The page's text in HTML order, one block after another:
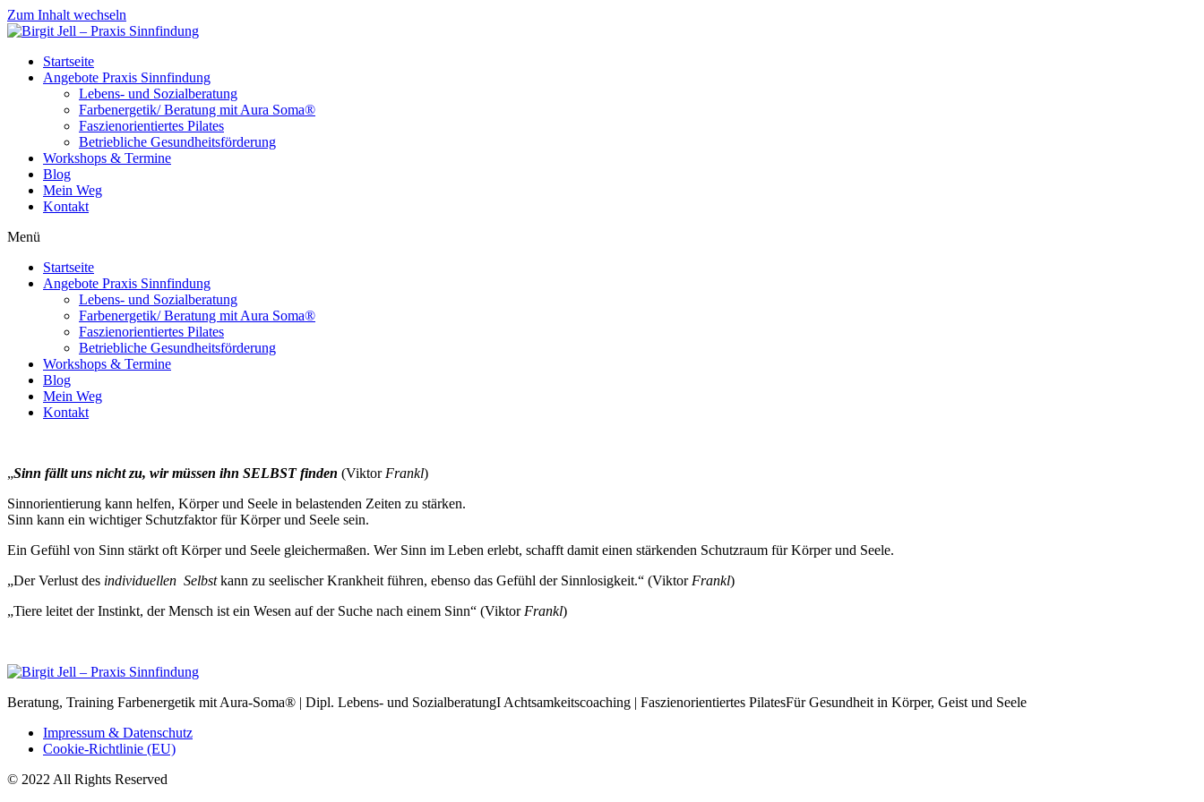
Zum Inhalt wechseln
Startseite
Angebote Praxis Sinnfindung
Lebens- und Sozialberatung
Farbenergetik/ Beratung mit Aura Soma®
Faszienorientiertes Pilates
Betriebliche Gesundheitsförderung
Workshops & Termine
Blog
Mein Weg
Kontakt
Menü
Startseite
Angebote Praxis Sinnfindung
Lebens- und Sozialberatung
Farbenergetik/ Beratung mit Aura Soma®
Faszienorientiertes Pilates
Betriebliche Gesundheitsförderung
Workshops & Termine
Blog
Mein Weg
Kontakt
„Sinn fällt uns nicht zu, wir müssen ihn SELBST finden (Viktor Frankl)
Sinnorientierung kann helfen, Körper und Seele in belastenden Zeiten zu stärken.
Sinn kann ein wichtiger Schutzfaktor für Körper und Seele sein.
Ein Gefühl von Sinn stärkt oft Körper und Seele gleichermaßen. Wer Sinn im Leben erlebt, schafft damit einen stärkenden Schutzraum für Körper und Seele.
„Der Verlust des individuellen Selbstkann zu seelischer Krankheit führen, ebenso das Gefühl der Sinnlosigkeit.“ (Viktor Frankl)
„Tiere leitet der Instinkt, der Mensch ist ein Wesen auf der Suche nach einem Sinn“ (Viktor Frankl)
Beratung, Training Farbenergetik mit Aura-Soma® | Dipl. Lebens- und SozialberatungI Achtsamkeitscoaching | Faszienorientiertes PilatesFür Gesundheit in Körper, Geist und Seele
Impressum & Datenschutz
Cookie-Richtlinie (EU)
© 2022 All Rights Reserved